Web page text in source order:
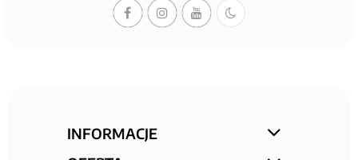
INFORMACJE